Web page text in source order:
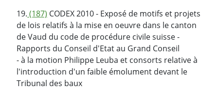
19. (187) CODEX 2010 - Exposé de motifs et projets
de lois relatifs à la mise en oeuvre dans le canton
de Vaud du code de procédure civile suisse -
Rapports du Conseil d'Etat au Grand Conseil
- à la motion Philippe Leuba et consorts relative à
l'introduction d'un faible émolument devant le
Tribunal des baux